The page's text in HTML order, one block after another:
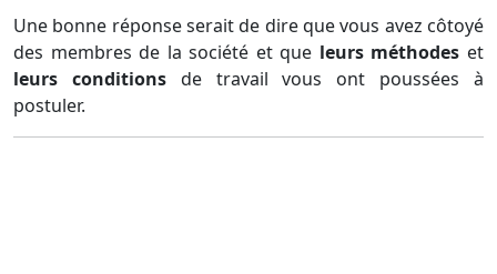
Une bonne réponse serait de dire que vous avez côtoyé
des membres de la société et que leurs méthodes et
leurs conditionsde travail vous ont poussées à
postuler.